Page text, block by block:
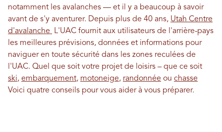
notamment les avalanches — et il y a beaucoup à savoir
avant de s'y aventurer. Depuis plus de 40 ans, Utah Centre
d'avalanche
L'UAC fournit aux utilisateurs de l'arrière-pays
les meilleures prévisions, données et informations pour
naviguer en toute sécurité dans les zones reculées de
l'UAC. Quel que soit votre projet de loisirs – que ce soit
ski, embarquement, motoneige, randonnée ou chasse
Voici quatre conseils pour vous aider à vous préparer.